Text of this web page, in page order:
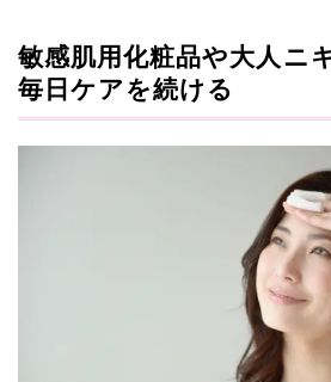
敏感肌用化粧品や大人ニ
毎日ケアを続ける